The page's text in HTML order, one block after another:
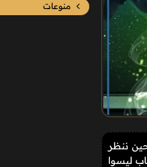
ننظر
ليسوا
منوعات